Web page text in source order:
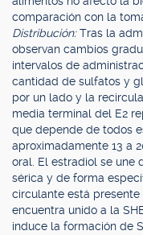
comparación con la
Distribución:Tras la
observan cambios
intervalos de
cantidad de sulfatos y
por un lado y la
media terminal del E2
que depende de todos
aproximadamente 13 a
oral. El estradiol se une
sérica y de forma
circulante está
encuentra unido a la
induce la formación de